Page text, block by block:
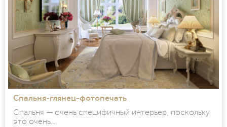
Спальня-глянец-фотопечать
Спальня — очень специфичный интерьер, поскольку
это очень...